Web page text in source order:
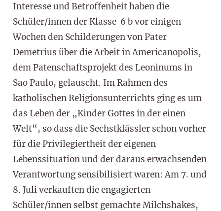
Interesse und Betroffenheit haben die
Schüler/innen der Klasse 6 b vor einigen
Wochen den Schilderungen von Pater
Demetrius über die Arbeit in Americanopolis,
dem Patenschaftsprojekt des Leoninums in
Sao Paulo, gelauscht. Im Rahmen des
katholischen Religionsunterrichts ging es um
das Leben der „Kinder Gottes in der einen
Welt“, so dass die Sechstklässler schon vorher
für die Privilegiertheit der eigenen
Lebenssituation und der daraus erwachsenden
Verantwortung sensibilisiert waren: Am 7. und
8. Juli verkauften die engagierten
Schüler/innen selbst gemachte Milchshakes,